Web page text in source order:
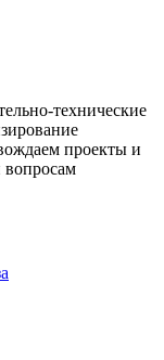
технические
проекты и
вопросам